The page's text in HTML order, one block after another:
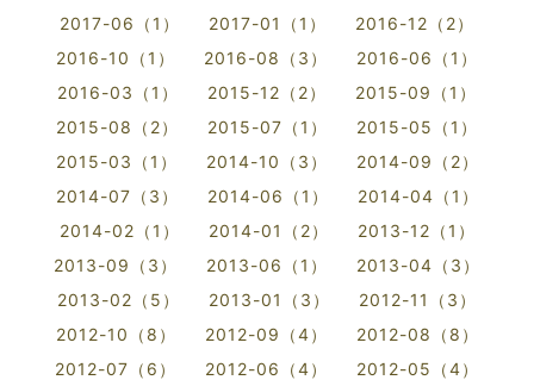
2017-06（1）
2017-01（1）
2016-12（2）
2016-10（1）
2016-08（3）
2016-06（1）
2016-03（1）
2015-12（2）
2015-09（1）
2015-08（2）
2015-07（1）
2015-05（1）
2015-03（1）
2014-10（3）
2014-09（2）
2014-07（3）
2014-06（1）
2014-04（1）
2014-02（1）
2014-01（2）
2013-12（1）
2013-09（3）
2013-06（1）
2013-04（3）
2013-02（5）
2013-01（3）
2012-11（3）
2012-10（8）
2012-09（4）
2012-08（8）
2012-07（6）
2012-06（4）
2012-05（4）